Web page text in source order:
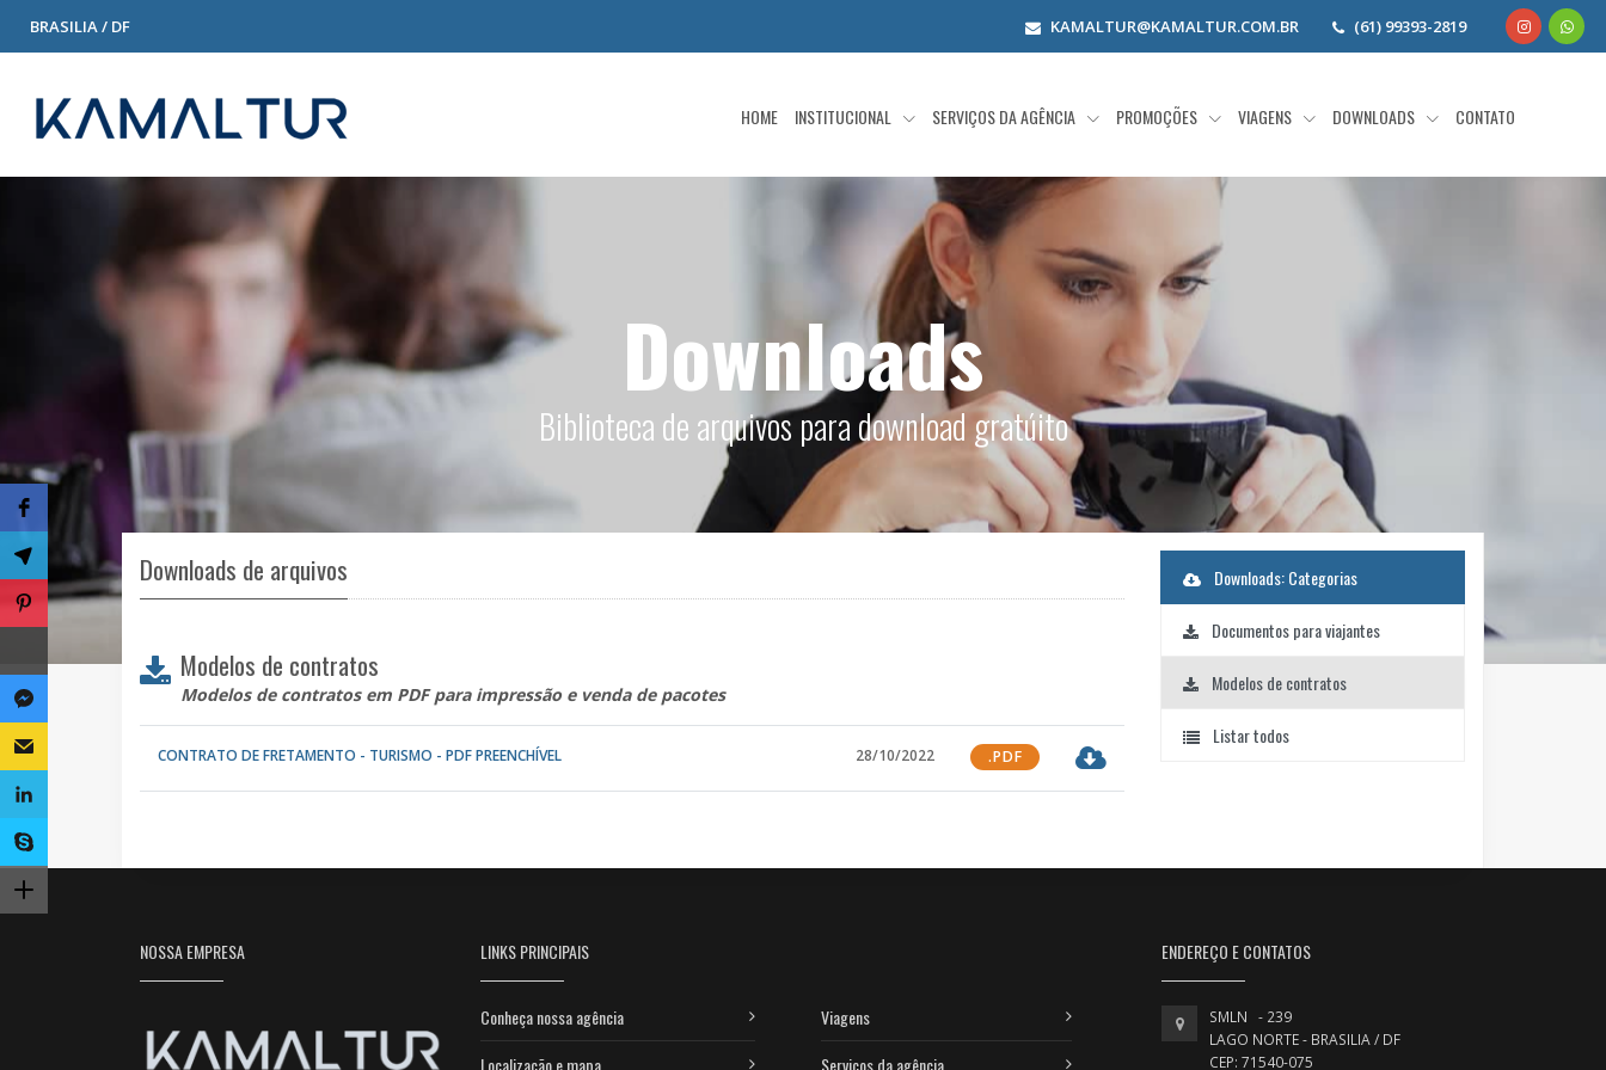
BRASILIA / DF KAMALTUR@KAMALTUR.COM.BR (61) 99393-2819
HOME INSTITUCIONAL SERVIÇOS DA AGÊNCIA PROMOÇÕES VIAGENS DOWNLOADS CONTATO
Downloads
Biblioteca de arquivos para download gratúito
Downloads de arquivos
Modelos de contratos
Modelos de contratos em PDF para impressão e venda de pacotes
CONTRATO DE FRETAMENTO - TURISMO - PDF PREENCHÍVEL 28/10/2022 .PDF
Downloads: Categorias
Documentos para viajantes
Modelos de contratos
Listar todos
NOSSA EMPRESA LINKS PRINCIPAIS
Conheça nossa agência
Localização e mapa
Viagens
Serviços da agência
ENDEREÇO E CONTATOS
SMLN - 239
LAGO NORTE - BRASILIA / DF
CEP: 71540-075